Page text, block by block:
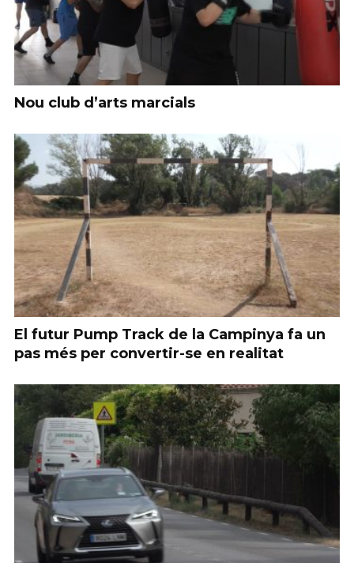
Nou club d’arts marcials
El futur Pump Track de la Campinya fa un
pas més per convertir-se en realitat